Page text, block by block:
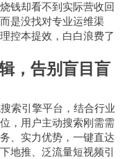
钱却看不到实际营收回
是没找对专业运维渠
控本提效，白白浪费了
，告别盲目盲
索引擎平台，结合行业
，用户主动搜索刚需需
、实力优势，一键直达
地推、泛流量短视频引